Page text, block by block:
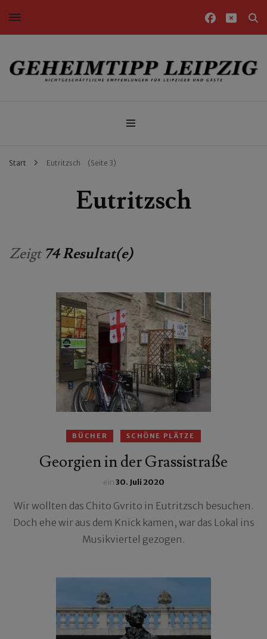
Nichtgeschäftliche Empfehlungen für Leipziger und Gäste
Start Eutritzsch (Seite 3)
Eutritzsch
Zeigt 74 Resultat(e)
BÜCHER SCHÖNE PLÄTZE
Georgien in der Grassistraße
ein30. Juli 2020
Wir wollten das Chito Gvrito in Eutritzsch besuchen.
Doch ehe wir aus dem Knick kamen, war das Lokal ins
Musikviertel gezogen.